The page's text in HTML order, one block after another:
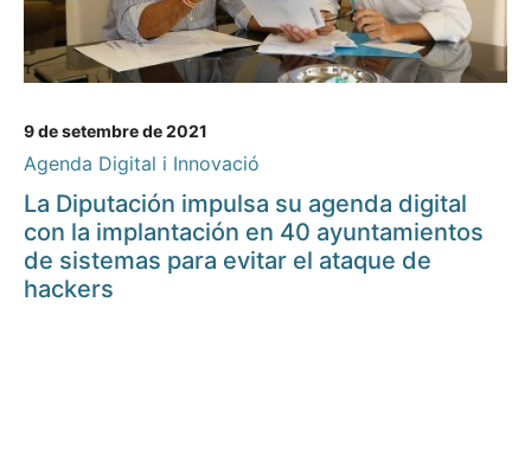
9 de setembre de 2021
Agenda Digital i Innovació
La Diputación impulsa su agenda digital
con la implantación en 40 ayuntamientos
de sistemas para evitar el ataque de
hackers